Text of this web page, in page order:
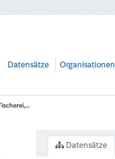
Datensätze Organisationen
Datensätze